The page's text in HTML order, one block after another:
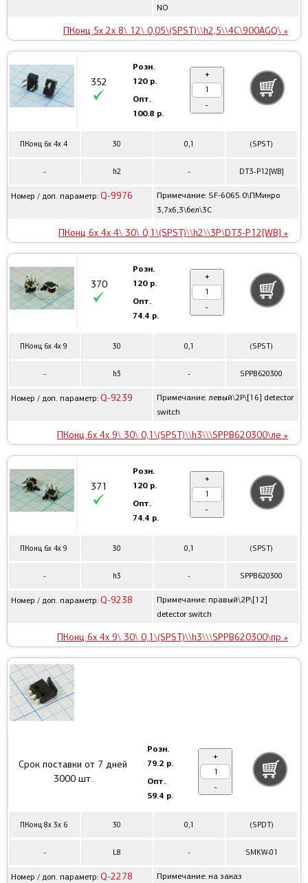
NO
ПКонц 5x 2x 8\ 12\ 0,05\(SPST)\\h2,5\\4C\900AGQ\ »
ПКонц 6x 4x 4 30 0,1 (SPST)
- h2 - DT3-P12[WB]
Номер / доп. параметр: Q-9976
Примечание: SF-6065.0\ПМикро
3,7x6,3\бел\3C
ПКонц 6x 4x 4\ 30\ 0,1\(SPST)\\h2\\3P\DT3-P12[WB] »
352
Розн.
120 р.
Опт.
100.8 р.
+
-
ПКонц 6x 4x 9 30 0,1 (SPST)
- h3 - SPPB620300
Номер / доп. параметр: Q-9239
Примечание: левый\2P\[16] detector
switch
ПКонц 6x 4x 9\ 30\ 0,1\(SPST)\\h3\\\SPPB620300\ле »
370
Розн.
120 р.
Опт.
74.4 р.
+
-
ПКонц 6x 4x 9 30 0,1 (SPST)
- h3 - SPPB620300
Номер / доп. параметр: Q-9238
Примечание: правый\2P\[12]
detector switch
ПКонц 6x 4x 9\ 30\ 0,1\(SPST)\\h3\\\SPPB620300\пр »
371
Розн.
120 р.
Опт.
74.4 р.
+
-
ПКонц 8x 3x 6 30 0,1 (SPDT)
- L8 - SMKW-01
Номер / доп. параметр: Q-2278
Примечание: на заказ
Срок поставки от 7 дней
3000 шт.
Розн.
79.2 р.
Опт.
59.4 р.
+
-